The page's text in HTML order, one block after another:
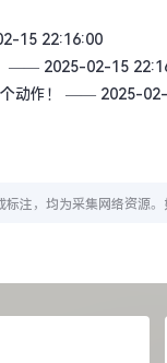
15 22:16:00
—— 2025-02-15
动作！ —— 2025-02-
注，均为采集网络资源